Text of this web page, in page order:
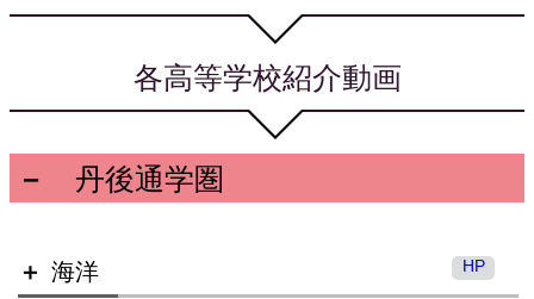
各高等学校紹介動画
丹後通学圏
海洋 HP